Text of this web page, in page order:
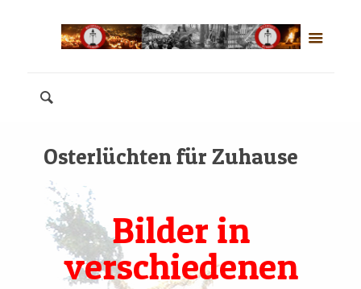
Osterlüchten für Zuhause
Bilder in
verschiedenen